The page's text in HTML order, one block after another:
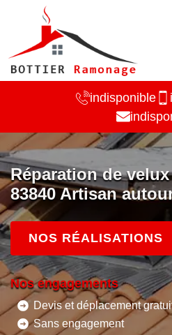
indisponible
Réparation de
83840 Artisan
NOS RÉALISATIONS
Nos engagements
Devis et déplacement
Sans engagement